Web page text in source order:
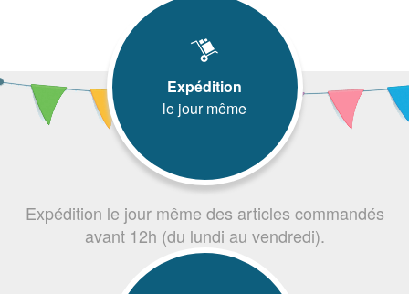
Expédition
le jour même
Expédition le jour même des articles commandés
avant 12h (du lundi au vendredi).